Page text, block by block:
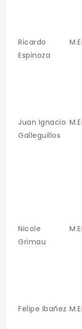
Ricardo
Espinoza
Juan Ignacio
Galleguillos
Nicole
Grimau
Felipe Ibañez